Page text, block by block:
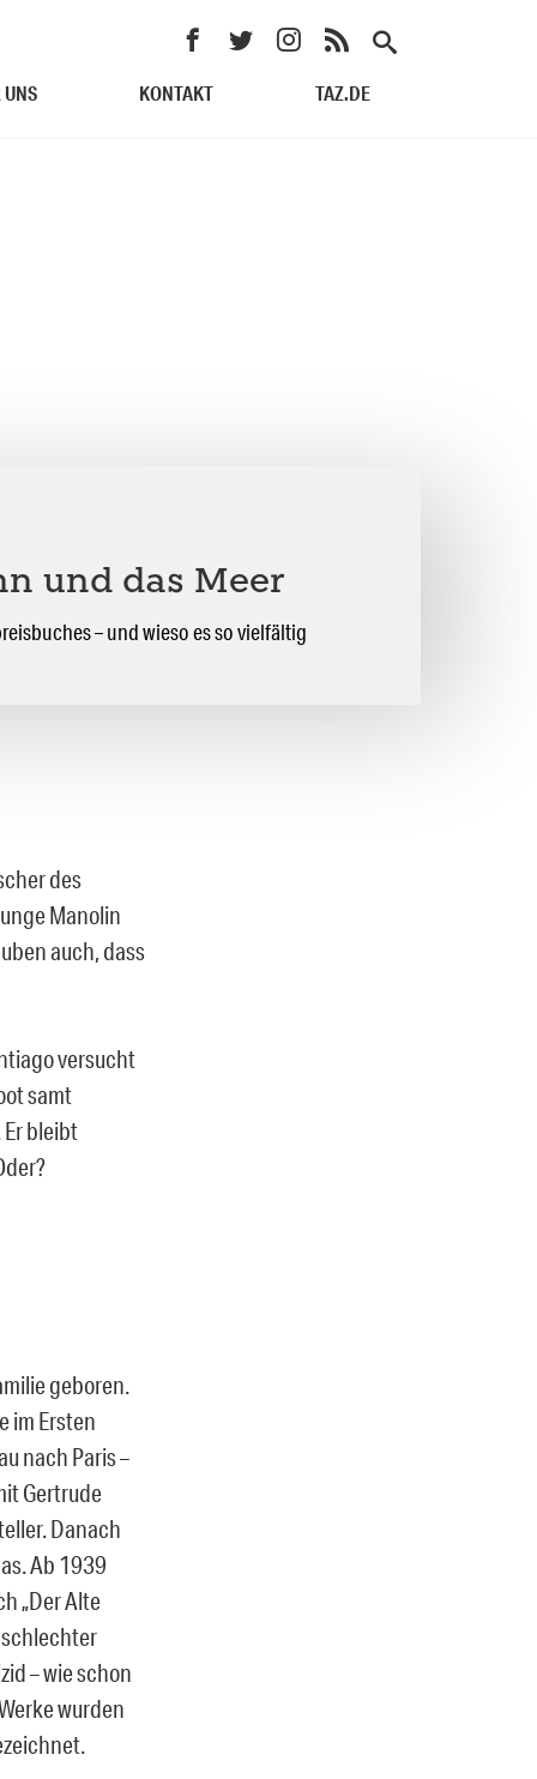
UNS KONTAKT TAZ.DE
und das Meer
– und wieso es so vielfältig
des
Manolin
auch, dass
versucht
samt
bleibt
geboren.
im Ersten
nach Paris –
Gertrude
Danach
Ab 1939
„Der Alte
schlechter
– wie schon
wurden